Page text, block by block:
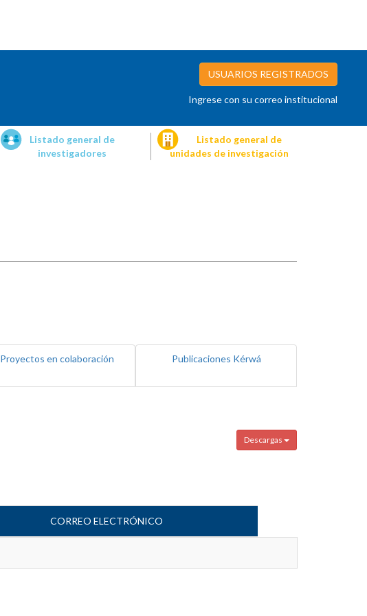
USUARIOS REGISTRADOS
Ingrese con su correo institucional
Listado general de
investigadores
Listado general de
unidades de investigación
Proyectos en colaboración Publicaciones Kérwá
Descargas
CORREO ELECTRÓNICO